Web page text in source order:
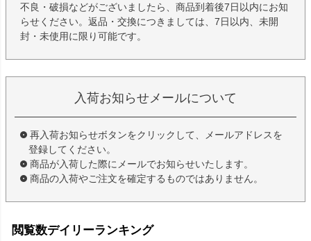
不良・破損などがございましたら、商品到着後7日以内にお知
らせください。返品・交換につきましては、7日以内、未開
封・未使用に限り可能です。
入荷お知らせメールについて
再入荷お知らせボタンをクリックして、メールアドレスを
登録してください。
商品が入荷した際にメールでお知らせいたします。
商品の入荷やご注文を確定するものではありません。
閲覧数デイリーランキング